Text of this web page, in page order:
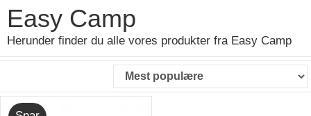
Easy Camp
Herunder finder du alle vores produkter fra Easy Camp